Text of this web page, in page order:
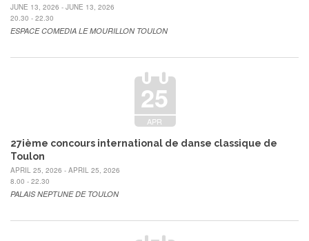
JUNE 13, 2026 - JUNE 13, 2026
20.30 - 22.30
ESPACE COMEDIA LE MOURILLON TOULON
25
APR
27ième concours international de danse classique de
Toulon
APRIL 25, 2026 - APRIL 25, 2026
8.00 - 22.30
PALAIS NEPTUNE DE TOULON